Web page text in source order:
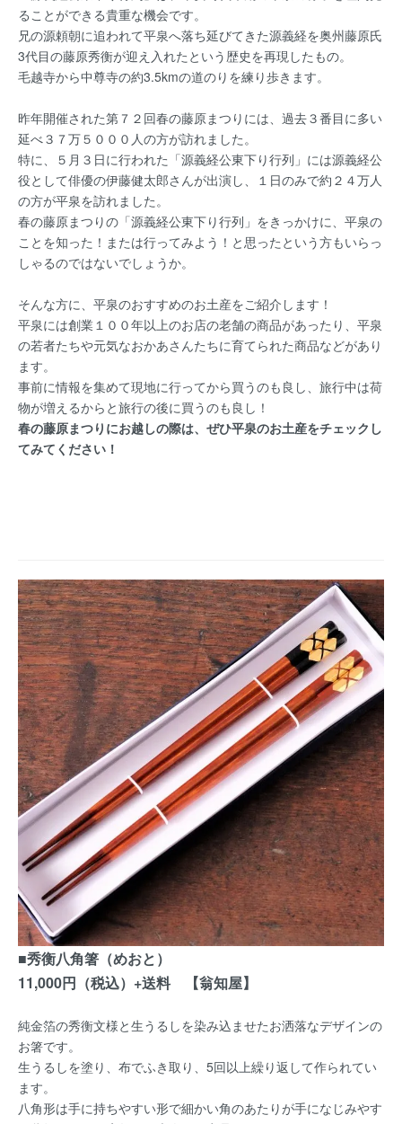
ることができる貴重な機会です。
兄の源頼朝に追われて平泉へ落ち延びてきた源義経を奥州藤原氏
3代目の藤原秀衡が迎え入れたという歴史を再現したもの。
毛越寺から中尊寺の約3.5kmの道のりを練り歩きます。
昨年開催された第７２回春の藤原まつりには、過去３番目に多い
延べ３７万５０００人の方が訪れました。
特に、５月３日に行われた「源義経公東下り行列」には源義経公
役として俳優の伊藤健太郎さんが出演し、１日のみで約２４万人
の方が平泉を訪れました。
春の藤原まつりの「源義経公東下り行列」をきっかけに、平泉の
ことを知った！または行ってみよう！と思ったという方もいらっ
しゃるのではないでしょうか。
そんな方に、平泉のおすすめのお土産をご紹介します！
平泉には創業１００年以上のお店の老舗の商品があったり、平泉
の若者たちや元気なおかあさんたちに育てられた商品などがあり
ます。
事前に情報を集めて現地に行ってから買うのも良し、旅行中は荷
物が増えるからと旅行の後に買うのも良し！
春の藤原まつりにお越しの際は、ぜひ平泉のお土産をチェックし
てみてください！
■秀衡八角箸（めおと）
11,000円（税込）+送料 【翁知屋】
純金箔の秀衡文様と生うるしを染み込ませたお洒落なデザインの
お箸です。
生うるしを塗り、布でふき取り、5回以上繰り返して作られてい
ます。
八角形は手に持ちやすい形で細かい角のあたりが手になじみやす